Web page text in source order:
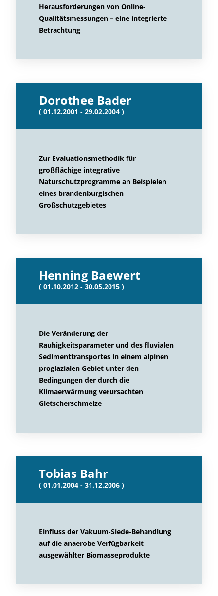
Herausforderungen von Online-
Qualitätsmessungen – eine integrierte
Betrachtung
Dorothee Bader
( 01.12.2001 - 29.02.2004 )
Zur Evaluationsmethodik für
großflächige integrative
Naturschutzprogramme an Beispielen
eines brandenburgischen
Großschutzgebietes
Henning Baewert
( 01.10.2012 - 30.05.2015 )
Die Veränderung der
Rauhigkeitsparameter und des fluvialen
Sedimenttransportes in einem alpinen
proglazialen Gebiet unter den
Bedingungen der durch die
Klimaerwärmung verursachten
Gletscherschmelze
Tobias Bahr
( 01.01.2004 - 31.12.2006 )
Einfluss der Vakuum-Siede-Behandlung
auf die anaerobe Verfügbarkeit
ausgewählter Biomasseprodukte